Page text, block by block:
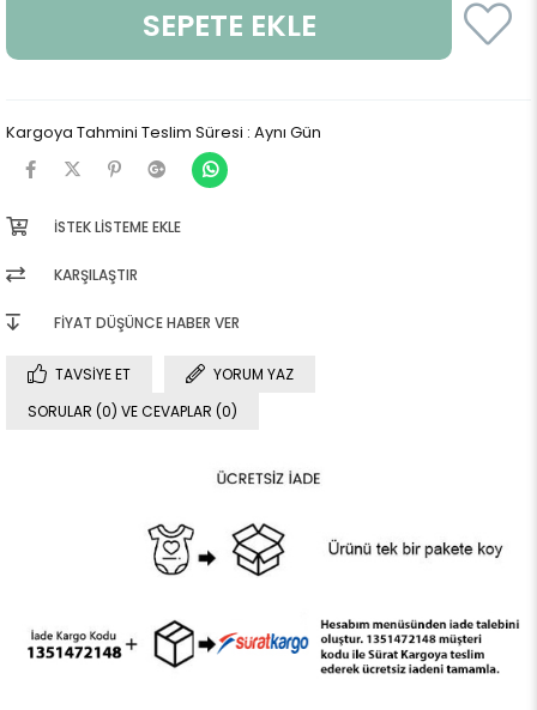
Kargoya Tahmini Teslim Süresi : Aynı Gün
İSTEK LISTEME EKLE
KARŞILAŞTIR
FIYAT DÜŞÜNCE HABER VER
TAVSIYE ET
YORUM YAZ
SORULAR (0) VE CEVAPLAR (0)